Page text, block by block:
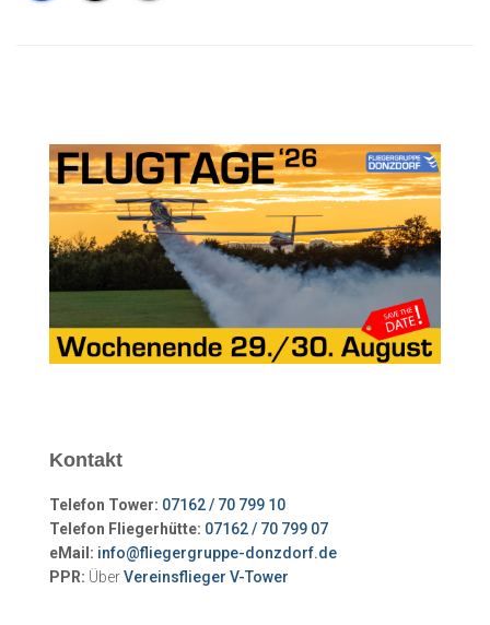
Kontakt
Telefon Tower: 07162 / 70 799 10
Telefon Fliegerhütte: 07162 / 70 799 07
eMail: info@fliegergruppe-donzdorf.de
PPR: ÜberVereinsflieger V-Tower